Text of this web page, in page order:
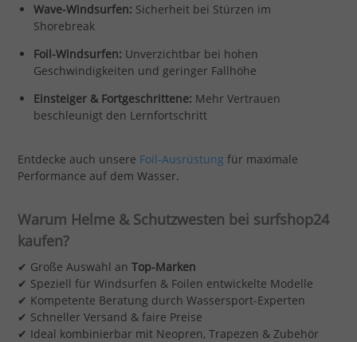
Wave-Windsurfen: Sicherheit bei Stürzen im
Shorebreak
Foil-Windsurfen: Unverzichtbar bei hohen
Geschwindigkeiten und geringer Fallhöhe
Einsteiger & Fortgeschrittene: Mehr Vertrauen
beschleunigt den Lernfortschritt
Entdecke auch unsere Foil-Ausrüstung für maximale
Performance auf dem Wasser.
Warum Helme & Schutzwesten bei surfshop24
kaufen?
✔ Große Auswahl an Top-Marken
✔ Speziell für Windsurfen & Foilen entwickelte Modelle
✔ Kompetente Beratung durch Wassersport-Experten
✔ Schneller Versand & faire Preise
✔ Ideal kombinierbar mit Neopren, Trapezen & Zubehör